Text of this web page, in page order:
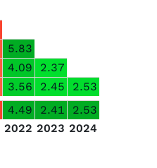
5.83
4.09
2.37
3.56 2.45
2.53
4.49 2.41
2.53
2022 2023 2024